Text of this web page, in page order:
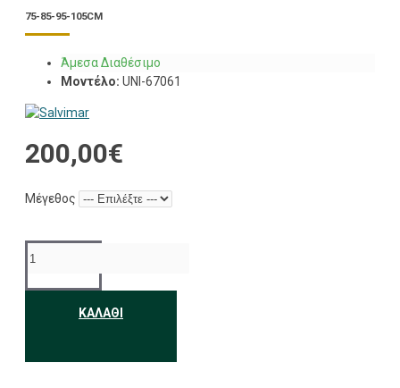
75-85-95-105CM
Άμεσα Διαθέσιμο
Μοντέλο: UNI-67061
200,00€
Μέγεθος
ΚΑΛΆΘΙ